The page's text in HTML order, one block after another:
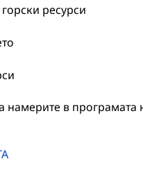
ресурси
в програмата